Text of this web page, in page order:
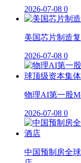
2026-07-08 0
美国芯片制造
2026-07-08 0
物理AI第一股
2026-07-08 0
中国预制房全